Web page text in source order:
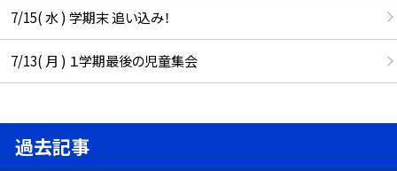
7/15( 水 ) 学期末 追い込み！
7/13( 月 ) １学期最後の児童集会
過去記事